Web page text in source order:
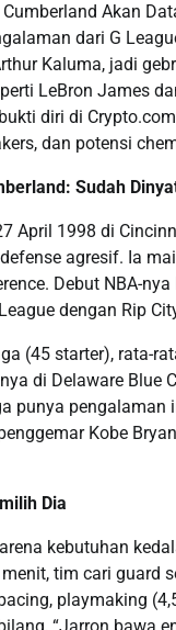
Akan
dari G
Kaluma, jadi
LeBron James
diri di
dan potensi
Sudah
April 1998 di
agresif. Ia
Debut NBA-
dengan Rip
(45 starter), rata-
di Delaware Blue
punya
Kobe
Dia
kebutuhan
tim cari guard
playmaking